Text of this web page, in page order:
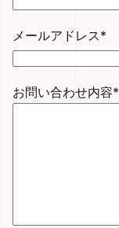
メールアドレス*
お問い合わせ内容*